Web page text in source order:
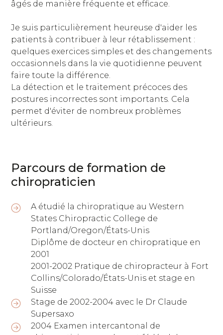
âgés de manière fréquente et efficace.
Je suis particulièrement heureuse d'aider les
patients à contribuer à leur rétablissement :
quelques exercices simples et des changements
occasionnels dans la vie quotidienne peuvent
faire toute la différence.
La détection et le traitement précoces des
postures incorrectes sont importants. Cela
permet d'éviter de nombreux problèmes
ultérieurs.
Parcours de formation de
chiropraticien
A étudié la chiropratique au Western
States Chiropractic College de
Portland/Oregon/États-Unis
Diplôme de docteur en chiropratique en
2001
2001-2002 Pratique de chiropracteur à Fort
Collins/Colorado/États-Unis et stage en
Suisse
Stage de 2002-2004 avec le Dr Claude
Supersaxo
2004 Examen intercantonal de